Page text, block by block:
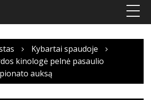
Kybartai spaudoje
kinologė pelnė pasaulio
auksą